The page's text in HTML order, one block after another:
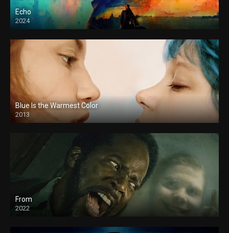
Echo
2024
Blue Is the Warmest Color
2013
From
2022